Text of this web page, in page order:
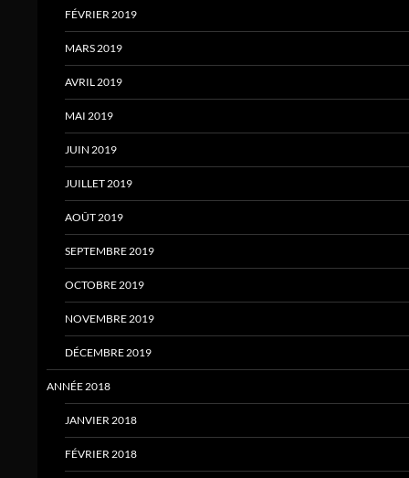
FÉVRIER 2019
MARS 2019
AVRIL 2019
MAI 2019
JUIN 2019
JUILLET 2019
AOÛT 2019
SEPTEMBRE 2019
OCTOBRE 2019
NOVEMBRE 2019
DÉCEMBRE 2019
ANNÉE 2018
JANVIER 2018
FÉVRIER 2018